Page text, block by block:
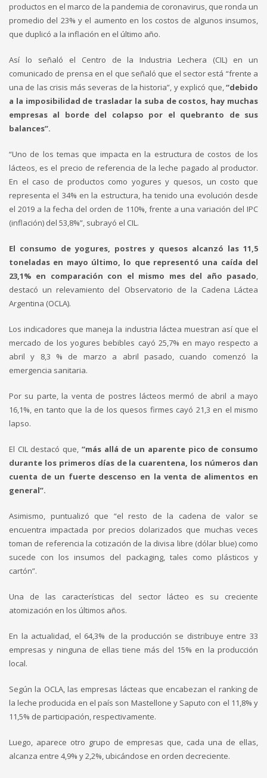
productos en el marco de la pandemia de coronavirus, que ronda un
promedio del 23% y el aumento en los costos de algunos insumos,
que duplicó a la inflación en el último año.
Así lo señaló el Centro de la Industria Lechera (CIL) en un
comunicado de prensa en el que señaló que el sector está “frente a
una de las crisis más severas de la historia”, y explicó que,“debido
a la imposibilidad de trasladar la suba de costos, hay muchas
empresas al borde del colapso por el quebranto de sus
balances”.
“Uno de los temas que impacta en la estructura de costos de los
lácteos, es el precio de referencia de la leche pagado al productor.
En el caso de productos como yogures y quesos, un costo que
representa el 34% en la estructura, ha tenido una evolución desde
el 2019 a la fecha del orden de 110%, frente a una variación del IPC
(inflación) del 53,8%”, subrayó el CIL.
El consumo de yogures, postres y quesos alcanzó las 11,5
toneladas en mayo último, lo que representó una caída del
23,1% en comparación con el mismo mes del año pasado,
destacó un relevamiento del Observatorio de la Cadena Láctea
Argentina (OCLA).
Los indicadores que maneja la industria láctea muestran así que el
mercado de los yogures bebibles cayó 25,7% en mayo respecto a
abril y 8,3 % de marzo a abril pasado, cuando comenzó la
emergencia sanitaria.
Por su parte, la venta de postres lácteos mermó de abril a mayo
16,1%, en tanto que la de los quesos firmes cayó 21,3 en el mismo
lapso.
El CIL destacó que, “más allá de un aparente pico de consumo
durante los primeros días de la cuarentena, los números dan
cuenta de un fuerte descenso en la venta de alimentos en
general”.
Asimismo, puntualizó que “el resto de la cadena de valor se
encuentra impactada por precios dolarizados que muchas veces
toman de referencia la cotización de la divisa libre (dólar blue) como
sucede con los insumos del packaging, tales como plásticos y
cartón”.
Una de las características del sector lácteo es su creciente
atomización en los últimos años.
En la actualidad, el 64,3% de la producción se distribuye entre 33
empresas y ninguna de ellas tiene más del 15% en la producción
local.
Según la OCLA, las empresas lácteas que encabezan el ranking de
la leche producida en el país son Mastellone y Saputo con el 11,8% y
11,5% de participación, respectivamente.
Luego, aparece otro grupo de empresas que, cada una de ellas,
alcanza entre 4,9% y 2,2%, ubicándose en orden decreciente.